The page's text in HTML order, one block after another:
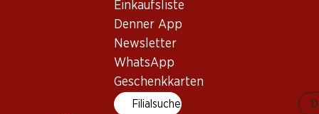
Einkaufsliste
Denner App
Newsletter
WhatsApp
Geschenkkarten
Filialsuche
Geschmack